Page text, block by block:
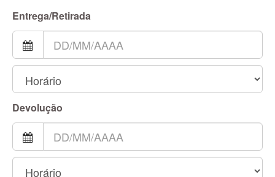
Entrega/Retirada
Devolução